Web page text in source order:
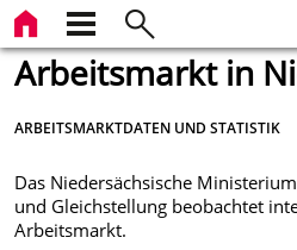
Arbeitsmarkt in
ARBEITSMARKTDATEN UND STATISTIK
Das Niedersächsische
und Gleichstellung beobachtet
Arbeitsmarkt.